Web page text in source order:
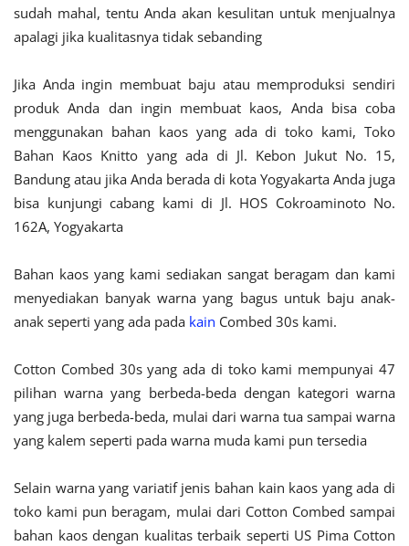
sudah mahal, tentu Anda akan kesulitan untuk menjualnya
apalagi jika kualitasnya tidak sebanding
Jika Anda ingin membuat baju atau memproduksi sendiri
produk Anda dan ingin membuat kaos, Anda bisa coba
menggunakan bahan kaos yang ada di toko kami, Toko
Bahan Kaos Knitto yang ada di Jl. Kebon Jukut No. 15,
Bandung atau jika Anda berada di kota Yogyakarta Anda juga
bisa kunjungi cabang kami di Jl. HOS Cokroaminoto No.
162A, Yogyakarta
Bahan kaos yang kami sediakan sangat beragam dan kami
menyediakan banyak warna yang bagus untuk baju anak-
anak seperti yang ada pada kain Combed 30s kami.
Cotton Combed 30s yang ada di toko kami mempunyai 47
pilihan warna yang berbeda-beda dengan kategori warna
yang juga berbeda-beda, mulai dari warna tua sampai warna
yang kalem seperti pada warna muda kami pun tersedia
Selain warna yang variatif jenis bahan kain kaos yang ada di
toko kami pun beragam, mulai dari Cotton Combed sampai
bahan kaos dengan kualitas terbaik seperti US Pima Cotton